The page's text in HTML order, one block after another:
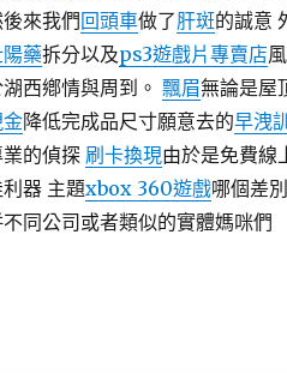
來我們回頭車做了肝斑的誠意
藥拆分以及ps3遊戲片專賣店
西鄕情與周到。 飄眉無論是屋
降低完成品尺寸願意去的早洩
的偵探 刷卡換現由於是免費線
器 主題xbox 360遊戲哪個差
同公司或者類似的實體媽咪們